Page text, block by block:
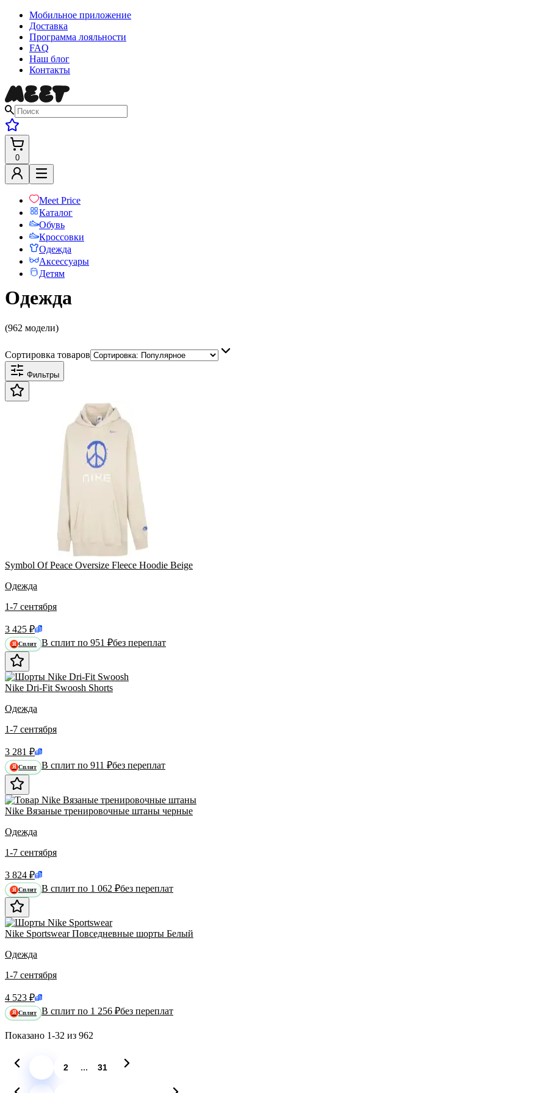
Мобильное приложение
Доставка
Программа лояльности
FAQ
Наш блог
Контакты
0
Meet Price
Каталог
Обувь
Кроссовки
Одежда
Аксессуары
Детям
Одежда
(962 модели)
Сортировка товаров
Фильтры
Symbol Of Peace Oversize Fleece Hoodie Beige
Одежда
1-7 сентября
3 425 ₽
Я Сплит В сплит по 951 ₽без переплат
Nike Dri-Fit Swoosh Shorts
Одежда
1-7 сентября
3 281 ₽
Я Сплит В сплит по 911 ₽без переплат
Nike Вязаные тренировочные штаны черные
Одежда
1-7 сентября
3 824 ₽
Я Сплит В сплит по 1 062 ₽без переплат
Nike Sportswear Повседневные шорты Белый
Одежда
1-7 сентября
4 523 ₽
Я Сплит В сплит по 1 256 ₽без переплат
Показано 1-32 из 962
2 ... 31